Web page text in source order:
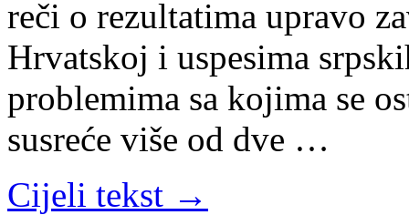
reči o rezultatima upravo
Hrvatskoj i uspesima
problemima sa kojima se
susreće više od dve …
Cijeli tekst →